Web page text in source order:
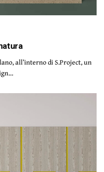
all’interno di S.Project, un